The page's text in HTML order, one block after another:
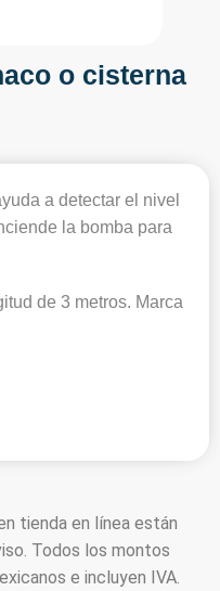
o cisterna
a detectar el nivel
la bomba para
de 3 metros. Marca
tienda en línea están
Todos los montos
e incluyen IVA.